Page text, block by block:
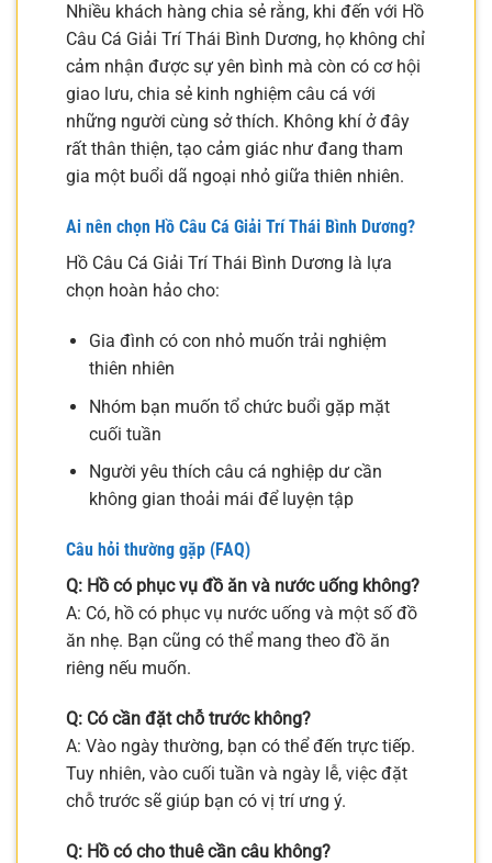
Nhiều khách hàng chia sẻ rằng, khi đến với Hồ
Câu Cá Giải Trí Thái Bình Dương, họ không chỉ
cảm nhận được sự yên bình mà còn có cơ hội
giao lưu, chia sẻ kinh nghiệm câu cá với
những người cùng sở thích. Không khí ở đây
rất thân thiện, tạo cảm giác như đang tham
gia một buổi dã ngoại nhỏ giữa thiên nhiên.
Ai nên chọn Hồ Câu Cá Giải Trí Thái Bình Dương?
Hồ Câu Cá Giải Trí Thái Bình Dương là lựa
chọn hoàn hảo cho:
Gia đình có con nhỏ muốn trải nghiệm
thiên nhiên
Nhóm bạn muốn tổ chức buổi gặp mặt
cuối tuần
Người yêu thích câu cá nghiệp dư cần
không gian thoải mái để luyện tập
Câu hỏi thường gặp (FAQ)
Q: Hồ có phục vụ đồ ăn và nước uống không?
A: Có, hồ có phục vụ nước uống và một số đồ
ăn nhẹ. Bạn cũng có thể mang theo đồ ăn
riêng nếu muốn.
Q: Có cần đặt chỗ trước không?
A: Vào ngày thường, bạn có thể đến trực tiếp.
Tuy nhiên, vào cuối tuần và ngày lễ, việc đặt
chỗ trước sẽ giúp bạn có vị trí ưng ý.
Q: Hồ có cho thuê cần câu không?